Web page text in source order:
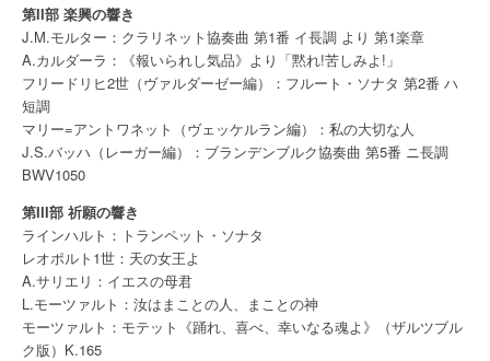
第II部 楽興の響き
J.M.モルター：クラリネット協奏曲 第1番 イ長調 より 第1楽章
A.カルダーラ：《報いられし気品》より「黙れ!苦しみよ!」
フリードリヒ2世（ヴァルダーゼー編）：フルート・ソナタ 第2番 ハ
短調
マリー=アントワネット（ヴェッケルラン編）：私の大切な人
J.S.バッハ（レーガー編）：ブランデンブルク協奏曲 第5番 ニ長調
BWV1050
第III部 祈願の響き
ラインハルト：トランペット・ソナタ
レオポルト1世：天の女王よ
A.サリエリ：イエスの母君
L.モーツァルト：汝はまことの人、まことの神
モーツァルト：モテット《踊れ、喜べ、幸いなる魂よ》（ザルツブル
ク版）K.165